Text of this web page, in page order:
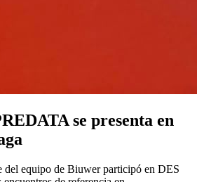
se presenta en
del equipo de Biuwer participó en DES